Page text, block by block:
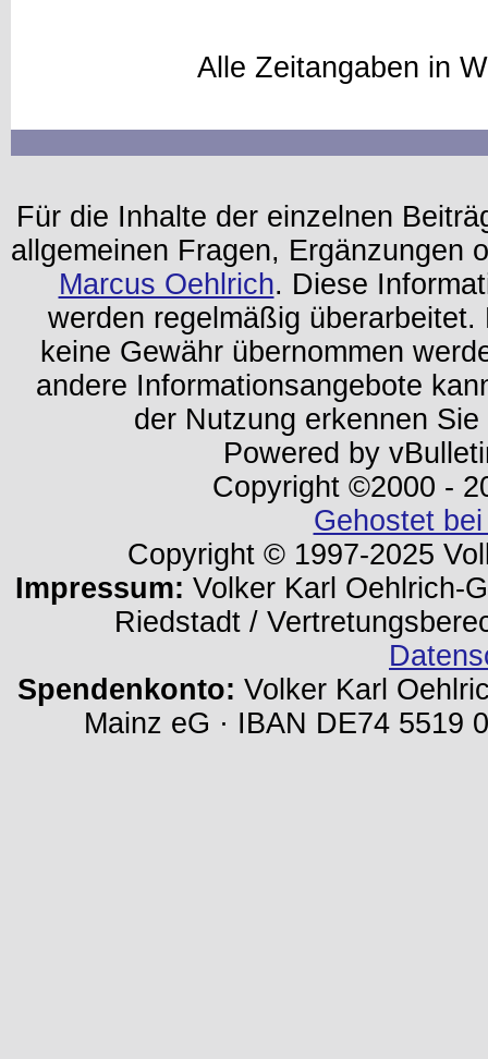
Alle Zeitangaben in
Für die Inhalte der einzelnen
allgemeinen Fragen, Ergänzungen
Marcus Oehlrich. Diese
werden regelmäßig
keine Gewähr übernommen
andere Informationsangebote
der Nutzung erkennen
Powered by
Copyright ©2000 -
Gehostet
Copyright © 1997-2025
Impressum: Volker Karl Oehlrich-
Riedstadt /
Spendenkonto: Volker Karl
Mainz eG · IBAN DE74 5519